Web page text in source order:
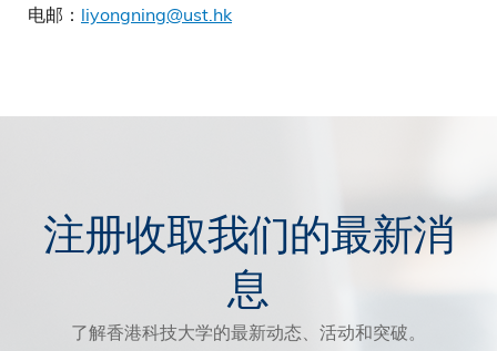
电邮： liyongning@ust.hk
注册收取我们的最新消
息
了解香港科技大学的最新动态、活动和突破。